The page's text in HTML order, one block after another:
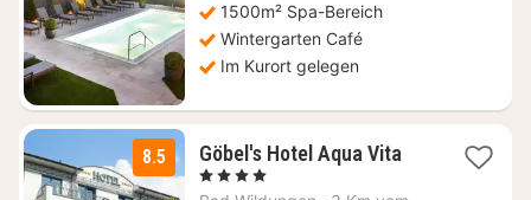
1500m² Spa-Bereich
Wintergarten Café
Im Kurort gelegen
8.5 Göbel's Hotel Aqua Vita1
ab
, 4 Sterne